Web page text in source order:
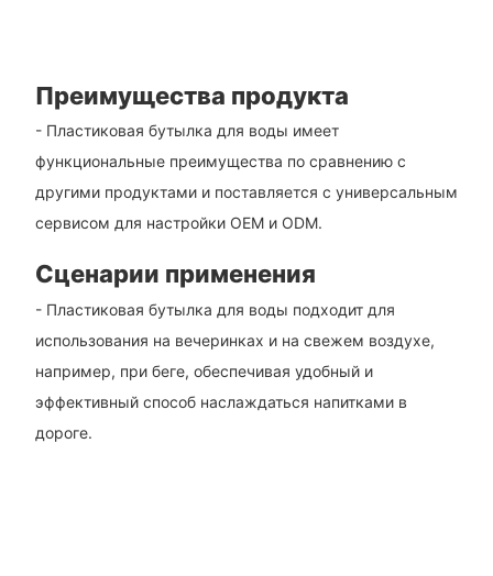
Преимущества продукта
- Пластиковая бутылка для воды имеет
функциональные преимущества по сравнению с
другими продуктами и поставляется с универсальным
сервисом для настройки OEM и ODM.
Сценарии применения
- Пластиковая бутылка для воды подходит для
использования на вечеринках и на свежем воздухе,
например, при беге, обеспечивая удобный и
эффективный способ наслаждаться напитками в
дороге.